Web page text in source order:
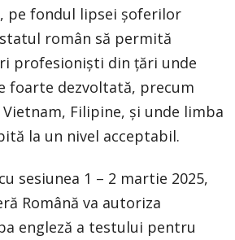
pe fondul lipsei șoferilor
român să permită
profesioniști din țări unde
foarte dezvoltată, precum
Vietnam, Filipine, și unde limba
la un nivel acceptabil.
sesiunea 1 – 2 martie 2025,
Română va autoriza
engleză a testului pentru